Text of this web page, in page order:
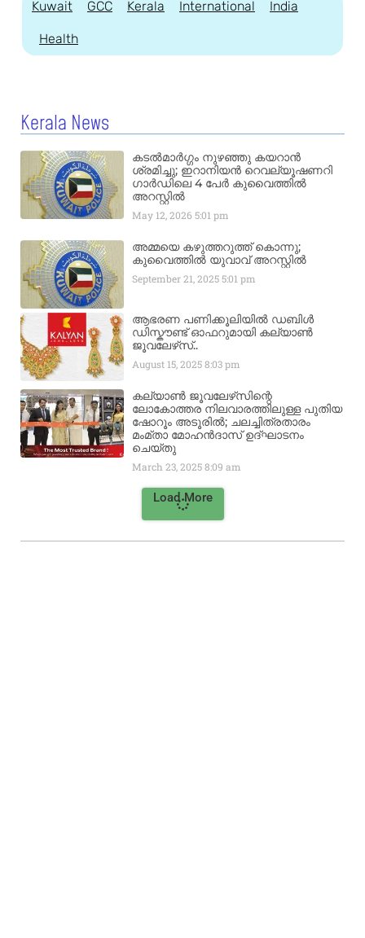
Kuwait GCC Kerala International India
Health
Kerala News
കടൽമാർഗ്ഗം നുഴഞ്ഞു കയറാൻ
ശ്രമിച്ചു; ഇറാനിയൻ റെവല്യൂഷണറി
ഗാർഡിലെ 4 പേർ കുവൈത്തിൽ
അറസ്റ്റിൽ
May 12, 20265:01 pm
അമ്മയെ കഴുത്തറുത്ത് കൊന്നു;
കുവൈത്തിൽ യുവാവ് അറസ്റ്റിൽ
September 21, 20255:01 pm
ആഭരണ പണിക്കൂലിയിൽ ഡബിൾ
ഡിസ്കൗണ്ട് ഓഫറുമായി കല്യാൺ
ജൂവലേഴ്‌സ്..
August 15, 20258:03 pm
കല്യാൺ ജൂവലേഴ്‌സിന്റെ
ലോകോത്തര നിലവാരത്തിലുള്ള പുതിയ
ഷോറൂം അടൂരിൽ; ചലച്ചിത്രതാരം
മംമ്താ മോഹൻദാസ് ഉദ്ഘാടനം
ചെയ്‌തു
March 23, 20258:09 am
Load More